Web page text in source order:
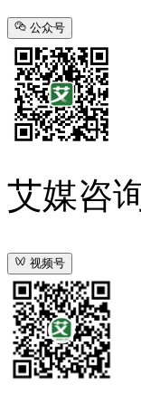
公众号
艾媒咨
视频号